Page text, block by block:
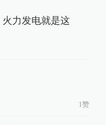
力发电就是这
1赞